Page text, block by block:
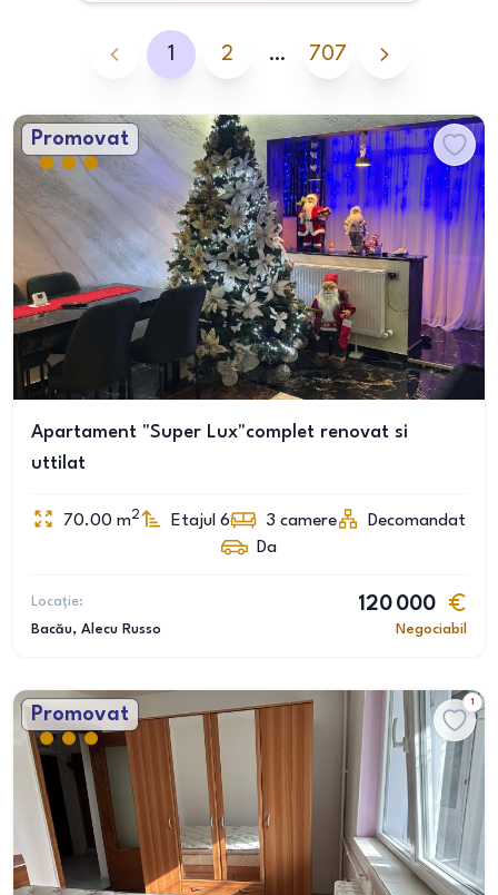
1 2 … 707
Promovat
Apartament "Super Lux"complet renovat si
uttilat
70.00 m2 Etajul 6 3 camere
Decomandat
Da
Locație:
Bacău, Alecu Russo
120 000
Negociabil
Promovat
1